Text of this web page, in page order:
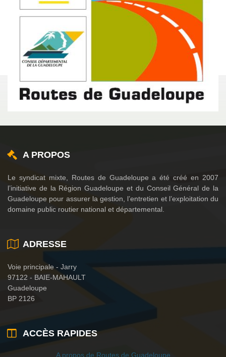
A PROPOS
Le syndicat mixte, Routes de Guadeloupe a été créé en 2007
l’initiative de la Région Guadeloupe et du Conseil Général de la
Guadeloupe pour assurer la gestion, l’entretien et l’exploitation du
domaine public routier national et départemental.
ADRESSE
Voie principale - Jarry
97122 - BAIE-MAHAULT
Guadeloupe
BP 2126
ACCÈS RAPIDES
A propos de Routes de Guadeloupe